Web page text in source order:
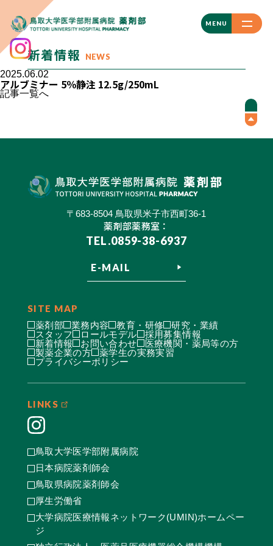
MENU
CLOSE
新着情報 NEWS
2025.06.02
アルブミナー 5％静注 12.5g/250mL
記事一覧へ
〒683-8504 鳥取県米子市西町36-1
薬剤部薬務室：
TEL.0859-38-6937
E-MAIL
SITE MAP
薬剤部 業務内容 教育・研修
研究・業績
スタッフ
ロールモデル
採用募集情報
新着情報
お問い合わせ
医療機関・薬局等の方
製薬企業の方
薬学生の実務実習
プライバシーポリシー
LINKS
鳥取大学医学部附属病院
日本病院薬剤師会
鳥取県病院薬剤師会
厚生労働省
大学病院医療情報ネットワーク(UMIN)ホームペー
ジ